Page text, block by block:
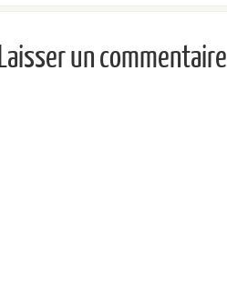
Laisser un commentaire